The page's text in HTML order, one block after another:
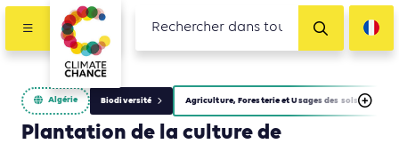
Algérie Biodiversité Agriculture, Foresterie et Usages des sols
Plantation de la culture de